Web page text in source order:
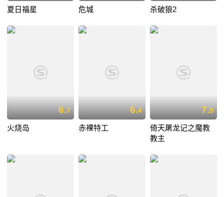
夏日福星 危城 杀破狼2
6.7
火烧岛
6.4
赤裸特工
7.9
倚天屠龙记之魔教
教主